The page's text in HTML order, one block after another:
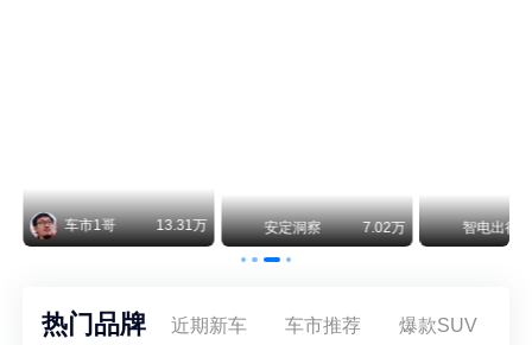
智电出行 8.54万 智电出行 8.18万 智电出行
热门品牌 近期新车 车市推荐 爆款SUV